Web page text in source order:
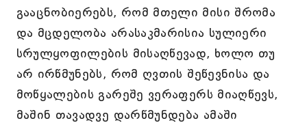
გააცნობიერებს, რომ მთელი მისი შრომა
და მცდელობა არასაკმარისია სულიერი
სრულყოფილების მისაღწევად, ხოლო თუ
არ ირწმუნებს, რომ ღვთის შეწევნისა და
მოწყალების გარეშე ვერაფერს მიაღწევს,
მაშინ თავადვე დარწმუნდება ამაში